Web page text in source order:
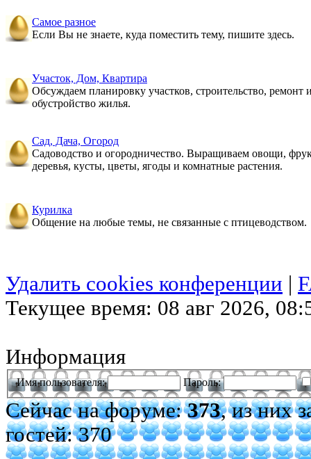
Самое разное
Если Вы не знаете, куда поместить тему, пишите здесь.
Участок, Дом, Квартира
Обсуждаем планировку участков, строительство, ремонт
обустройство жилья.
Сад, Дача, Огород
Садоводство и огородничество. Выращиваем овощи,
деревья, кусты, цветы, ягоды и комнатные растения.
Курилка
Общение на любые темы, не связанные с птицеводством.
Удалить cookies конференции
Текущее время: 08 авг 2026,
Информация
Имя пользователя: Пароль:
Сейчас на форуме:373, из них
гостей: 370